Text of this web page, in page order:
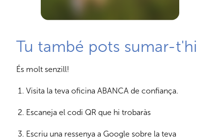
Tu també pots sumar-t'hi
És molt senzill!
Visita la teva oficina ABANCA de confiança.
Escaneja el codi QR que hi trobaràs
Escriu una ressenya a Google sobre la teva